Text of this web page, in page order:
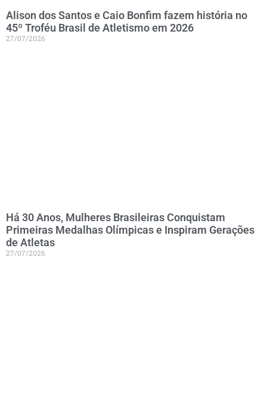
Alison dos Santos e Caio Bonfim fazem história no
45º Troféu Brasil de Atletismo em 2026
27/07/2026
Há 30 Anos, Mulheres Brasileiras Conquistam
Primeiras Medalhas Olímpicas e Inspiram Gerações
de Atletas
27/07/2026